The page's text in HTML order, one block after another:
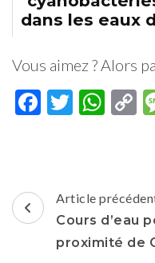
dans les eaux
Vous aimez ? Alors
Facebook
Twitter
Navigation
d'article
Article
Cours d’eau
proximité de